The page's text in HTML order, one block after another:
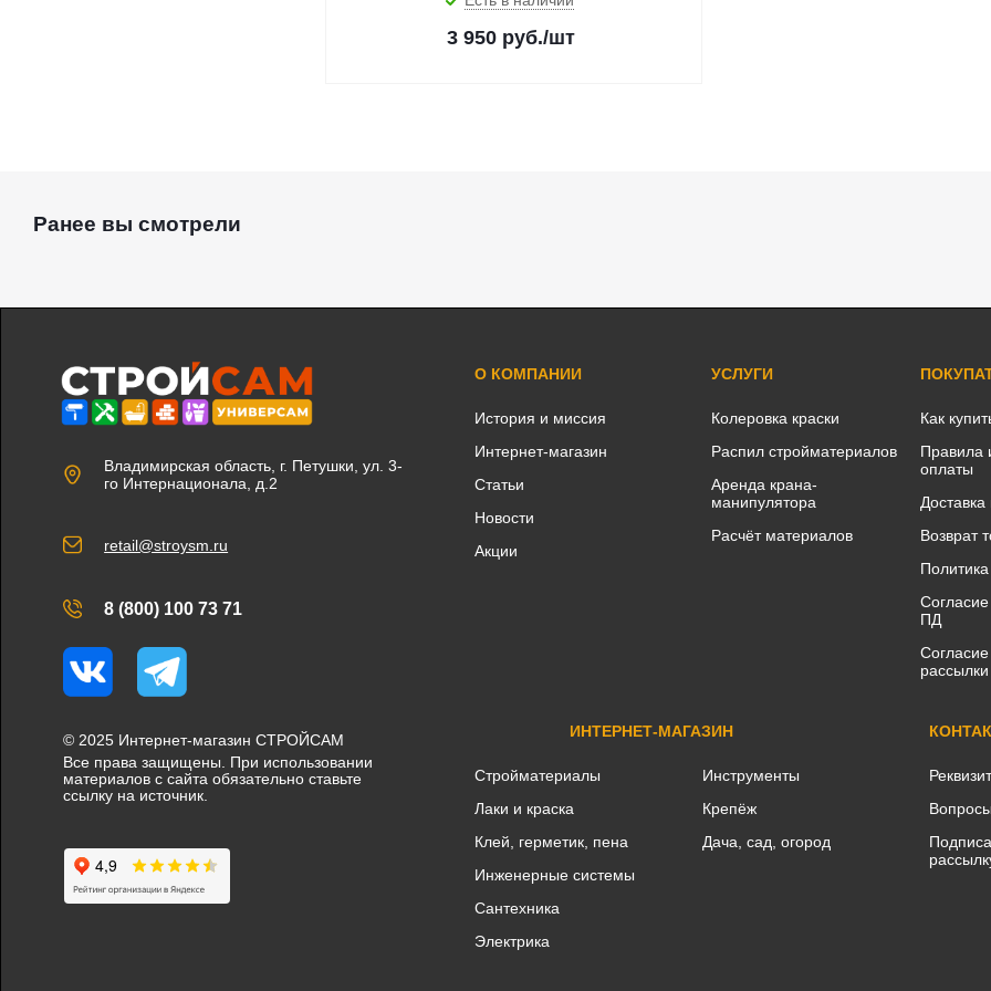
3 950руб./шт
Ранее вы смотрели
Владимирская область, г. Петушки, ул. 3-
го Интернационала, д.2
retail@stroysm.ru
8 (800) 100 73 71
Вконтакте
Telegram
© 2025 Интернет-магазин СТРОЙСАМ
Все права защищены. При использовании
материалов с сайта обязательно ставьте
ссылку на источник.
О КОМПАНИИ
История и миссия
Интернет-магазин
Статьи
Новости
Акции
УСЛУГИ
Колеровка краски
Распил стройматериалов
Аренда крана-
манипулятора
Расчёт материалов
Как
Правила
оплаты
Возврат
ПД
рассылки
ИНТЕРНЕТ-МАГАЗИН
Стройматериалы
Лаки и краска
Клей, герметик, пена
Инженерные системы
Сантехника
Электрика
Инструменты
Крепёж
Дача, сад, огород